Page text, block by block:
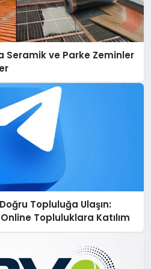
Seramik ve Parke Zeminler
Topluluğa Ulaşın:
Topluluklara Katılım